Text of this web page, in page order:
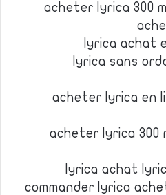
acheter lyrica 300
lyrica achat
lyrica sans
acheter lyrica en
acheter lyrica 300
lyrica achat
commander lyrica